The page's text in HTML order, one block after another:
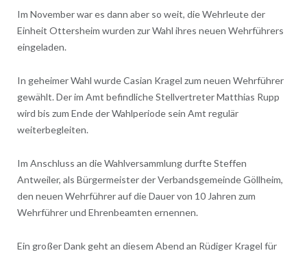
Im November war es dann aber so weit, die Wehrleute der
Einheit Ottersheim wurden zur Wahl ihres neuen Wehrführers
eingeladen.
In geheimer Wahl wurde Casian Kragel zum neuen Wehrführer
gewählt. Der im Amt befindliche Stellvertreter Matthias Rupp
wird bis zum Ende der Wahlperiode sein Amt regulär
weiterbegleiten.
Im Anschluss an die Wahlversammlung durfte Steffen
Antweiler, als Bürgermeister der Verbandsgemeinde Göllheim,
den neuen Wehrführer auf die Dauer von 10 Jahren zum
Wehrführer und Ehrenbeamten ernennen.
Ein großer Dank geht an diesem Abend an Rüdiger Kragel für